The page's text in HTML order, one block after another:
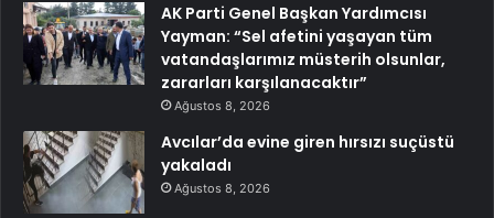
AK Parti Genel Başkan Yardımcısı
Yayman: “Sel afetini yaşayan tüm
vatandaşlarımız müsterih olsunlar,
zararları karşılanacaktır”
Ağustos 8, 2026
Avcılar’da evine giren hırsızı suçüstü
yakaladı
Ağustos 8, 2026